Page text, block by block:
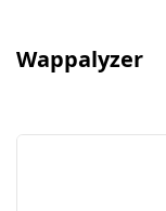
Wappalyzer